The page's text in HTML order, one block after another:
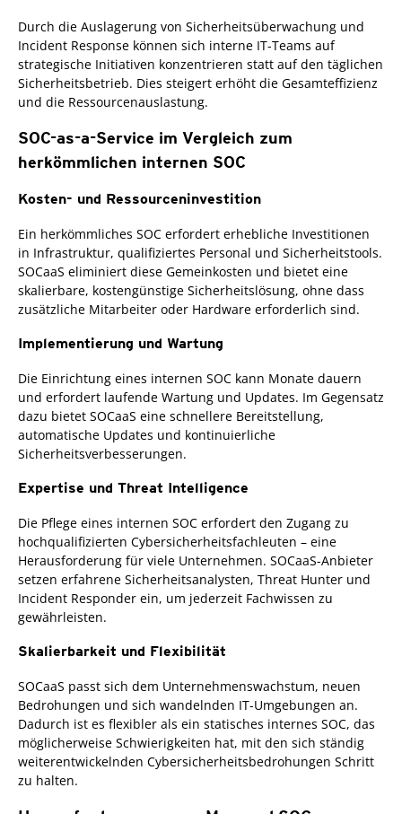
Durch die Auslagerung von Sicherheitsüberwachung und
Incident Response können sich interne IT-Teams auf
strategische Initiativen konzentrieren statt auf den täglichen
Sicherheitsbetrieb. Dies steigert erhöht die Gesamteffizienz
und die Ressourcenauslastung.
SOC-as-a-Service im Vergleich zum
herkömmlichen internen SOC
Kosten- und Ressourceninvestition
Ein herkömmliches SOC erfordert erhebliche Investitionen
in Infrastruktur, qualifiziertes Personal und Sicherheitstools.
SOCaaS eliminiert diese Gemeinkosten und bietet eine
skalierbare, kostengünstige Sicherheitslösung, ohne dass
zusätzliche Mitarbeiter oder Hardware erforderlich sind.
Implementierung und Wartung
Die Einrichtung eines internen SOC kann Monate dauern
und erfordert laufende Wartung und Updates. Im Gegensatz
dazu bietet SOCaaS eine schnellere Bereitstellung,
automatische Updates und kontinuierliche
Sicherheitsverbesserungen.
Expertise und Threat Intelligence
Die Pflege eines internen SOC erfordert den Zugang zu
hochqualifizierten Cybersicherheitsfachleuten – eine
Herausforderung für viele Unternehmen. SOCaaS-Anbieter
setzen erfahrene Sicherheitsanalysten, Threat Hunter und
Incident Responder ein, um jederzeit Fachwissen zu
gewährleisten.
Skalierbarkeit und Flexibilität
SOCaaS passt sich dem Unternehmenswachstum, neuen
Bedrohungen und sich wandelnden IT-Umgebungen an.
Dadurch ist es flexibler als ein statisches internes SOC, das
möglicherweise Schwierigkeiten hat, mit den sich ständig
weiterentwickelnden Cybersicherheitsbedrohungen Schritt
zu halten.